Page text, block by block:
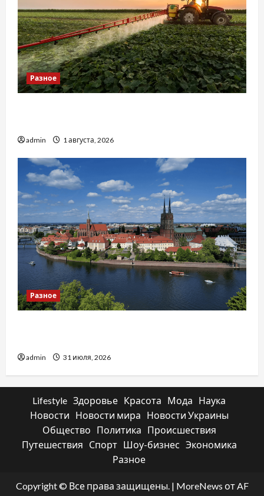
Разное
admin 1 августа, 2026
Разное
admin 31 июля, 2026
Lifestyle Здоровье Красота Мода
Наука
Новости
Новости мира
Новости Украины
Общество
Политика
Происшествия
Путешествия
Спорт Шоу-бизнес Экономика
Разное
Copyright © Все права защищены. | MoreNews от AF